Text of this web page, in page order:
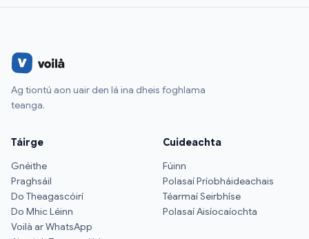
Ag tiontú aon uair den lá ina dheis foghlama
teanga.
Táirge
Gnéithe
Praghsáil
Do Theagascóirí
Do Mhic Léinn
Voilà ar WhatsApp
Cuideachta
Fúinn
Polasaí Príobháideachais
Téarmaí Seirbhíse
Polasaí Aisíocaíochta